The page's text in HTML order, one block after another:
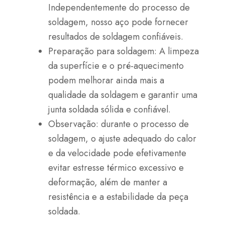
Independentemente do processo de
soldagem, nosso aço pode fornecer
resultados de soldagem confiáveis.
Preparação para soldagem: A limpeza
da superfície e o pré-aquecimento
podem melhorar ainda mais a
qualidade da soldagem e garantir uma
junta soldada sólida e confiável.
Observação: durante o processo de
soldagem, o ajuste adequado do calor
e da velocidade pode efetivamente
evitar estresse térmico excessivo e
deformação, além de manter a
resistência e a estabilidade da peça
soldada.